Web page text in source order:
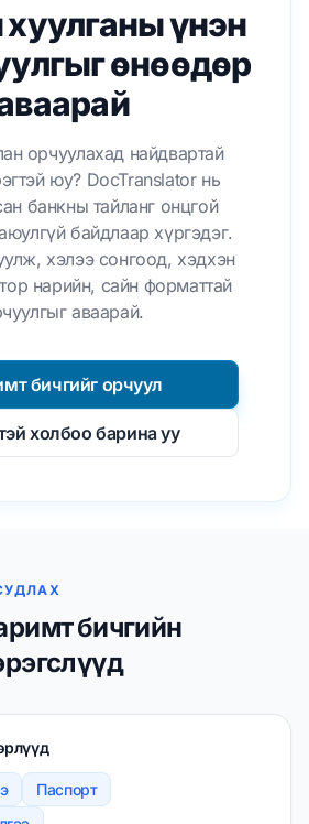
үнэн
өнөөдөр
орчуулахад найдвартай
юу? DocTranslator нь
банкны тайланг онцгой
байдлаар хүргэдэг.
хэлээ сонгоод, хэдхэн
нарийн, сайн форматтай
аваарай.
бичгийг орчуул
холбоо барина уу
бичгийн
Паспорт